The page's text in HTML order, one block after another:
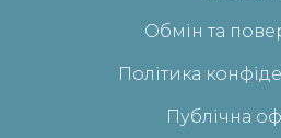
Обмін та
Політика
Публічна